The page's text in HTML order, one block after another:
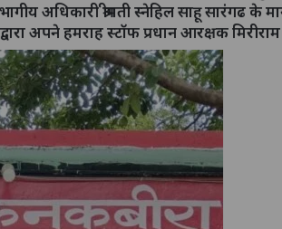
अधिकारी श्रीमती स्नेहिल साहू सारंगढ के
अपने हमराह स्टॉफ प्रधान आरक्षक